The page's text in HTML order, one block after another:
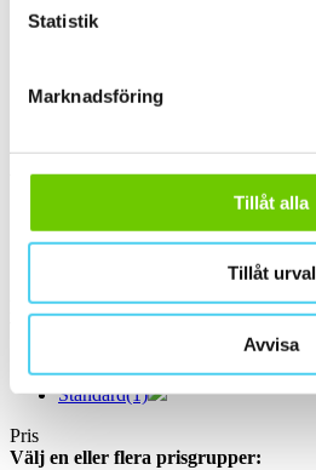
Statistik
Marknadsföring
Tillåt alla
Tillåt urval
Avvisa
Stora (60 - 120 cm)
Yta
Välj önskad yta:
Matt(1)
Kant
Standard(1)
Pris
Välj en eller flera prisgrupper: